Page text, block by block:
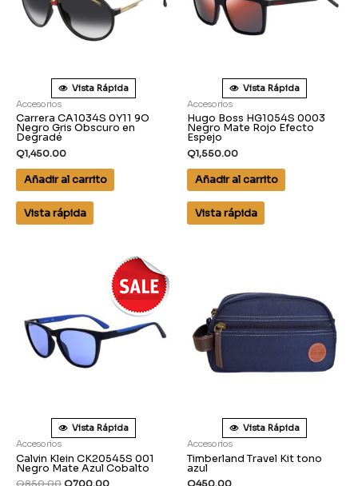
Vista Rápida
Accesorios
Carrera CA1034S 0Y11 9O
Negro Gris Obscuro en
Degradé
Q1,450.00
Añadir al carrito
Vista rápida
Vista Rápida
Accesorios
Hugo Boss HG1054S 0003
Negro Mate Rojo Efecto
Espejo
Q1,550.00
Añadir al carrito
Vista rápida
Vista Rápida
Accesorios
Calvin Klein CK20545S 001
Negro Mate Azul Cobalto
Vista Rápida
Accesorios
Timberland Travel Kit tono
azul